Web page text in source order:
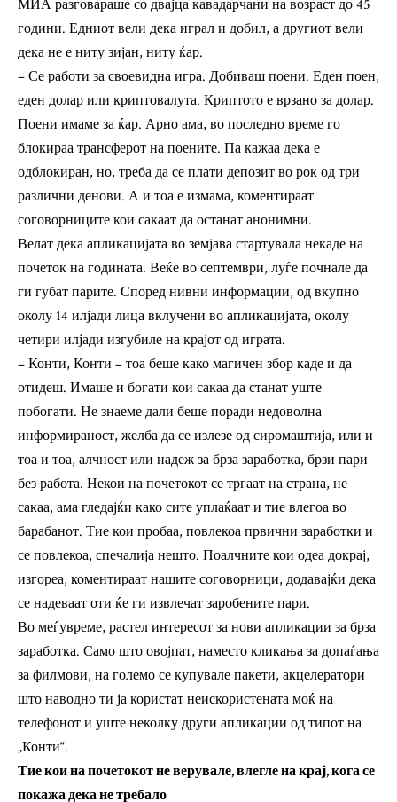
МИА разговараше со двајца кавадарчани на возраст до 45
години. Едниот вели дека играл и добил, а другиот вели
дека не е ниту зијан, ниту ќар.
– Се работи за своевидна игра. Добиваш поени. Еден поен,
еден долар или криптовалута. Криптото е врзано за долар.
Поени имаме за ќар. Арно ама, во последно време го
блокираа трансферот на поените. Па кажаа дека е
одблокиран, но, треба да се плати депозит во рок од три
различни денови. А и тоа е измама, коментираат
соговорниците кои сакаат да останат анонимни.
Велат дека апликацијата во земјава стартувала некаде на
почеток на годината. Веќе во септември, луѓе почнале да
ги губат парите. Според нивни информации, од вкупно
околу 14 илјади лица вклучени во апликацијата, околу
четири илјади изгубиле на крајот од играта.
– Конти, Конти – тоа беше како магичен збор каде и да
отидеш. Имаше и богати кои сакаа да станат уште
побогати. Не знаеме дали беше поради недоволна
информираност, желба да се излезе од сиромаштија, или и
тоа и тоа, алчност или надеж за брза заработка, брзи пари
без работа. Некои на почетокот се тргаат на страна, не
сакаа, ама гледајќи како сите уплаќаат и тие влегоа во
барабанот. Тие кои пробаа, повлекоа првични заработки и
се повлекоа, спечалија нешто. Поалчните кои одеа докрај,
изгореа, коментираат нашите соговорници, додавајќи дека
се надеваат оти ќе ги извлечат заробените пари.
Во меѓувреме, растел интересот за нови апликации за брза
заработка. Само што овојпат, наместо кликања за допаѓања
за филмови, на големо се купувале пакети, акцелератори
што наводно ти ја користат неискористената моќ на
телефонот и уште неколку други апликации од типот на
„Конти“.
Тие кои на почетокот не верувале, влегле на крај, кога се
покажа дека не требало